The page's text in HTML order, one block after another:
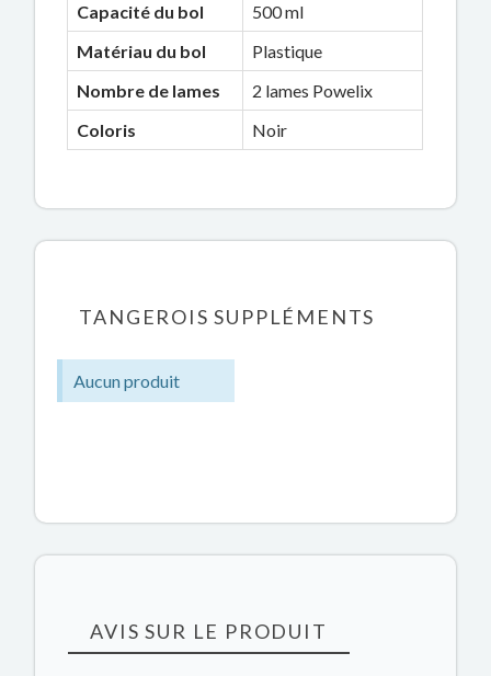
Capacité du bol
500 ml
Matériau du bol
Plastique
Nombre de lames
2 lames Powelix
Coloris
Noir
TANGEROIS SUPPLÉMENTS
Aucun produit
AVIS SUR LE PRODUIT